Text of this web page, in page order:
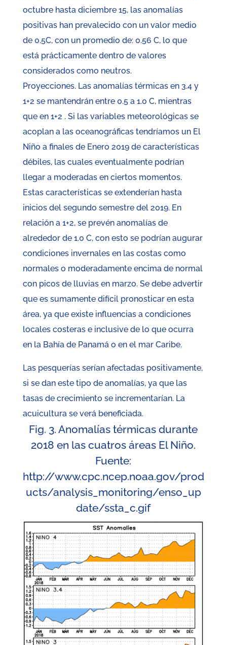
octubre hasta diciembre 15, las anomalías
positivas han prevalecido con un valor medio
de 0.5C, con un promedio de: 0.56 C, lo que
está prácticamente dentro de valores
considerados como neutros.
Proyecciones. Las anomalías térmicas en 3.4 y
1+2 se mantendrán entre 0.5 a 1.0 C, mientras
que en 1+2 . Si las variables meteorológicas se
acoplan a las oceanográficas tendríamos un El
Niño a finales de Enero 2019 de características
débiles, las cuales eventualmente podrían
llegar a moderadas en ciertos momentos.
Estas características se extenderían hasta
inicios del segundo semestre del 2019. En
relación a 1+2, se prevén anomalías de
alrededor de 1.0 C, con esto se podrían augurar
condiciones invernales en las costas como
normales o moderadamente encima de normal
con picos de lluvias en marzo. Se debe advertir
que es sumamente difícil pronosticar en esta
área, ya que existe influencias a condiciones
locales costeras e inclusive de lo que ocurra
en la Bahía de Panamá o en el mar Caribe.
Las pesquerías serían afectadas positivamente,
si se dan este tipo de anomalías, ya que las
tasas de crecimiento se incrementarían. La
acuicultura se verá beneficiada.
Fig. 3. Anomalías térmicas durante
2018 en las cuatros áreas El Niño.
Fuente:
http://www.cpc.ncep.noaa.gov/prod
ucts/analysis_monitoring/enso_up
date/ssta_c.gif